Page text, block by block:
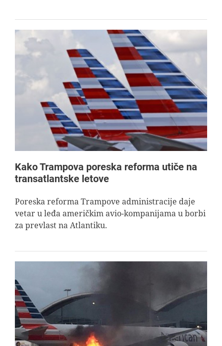
Kako Trampova poreska reforma utiče na
transatlantske letove
Poreska reforma Trampove administracije daje
vetar u leđa američkim avio-kompanijama u borbi
za prevlast na Atlantiku.